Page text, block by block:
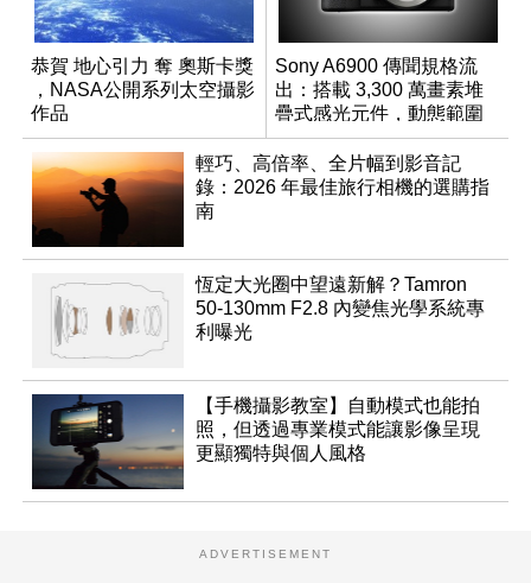
恭賀 地心引力 奪 奧斯卡獎
，NASA公開系列太空攝影
作品
Sony A6900 傳聞規格流
出：搭載 3,300 萬畫素堆
疊式感光元件，動態範圍
超過 15 級
輕巧、高倍率、全片幅到影音記
錄：2026 年最佳旅行相機的選購指
南
恆定大光圈中望遠新解？Tamron
50-130mm F2.8 內變焦光學系統專
利曝光
【手機攝影教室】自動模式也能拍
照，但透過專業模式能讓影像呈現
更顯獨特與個人風格
ADVERTISEMENT